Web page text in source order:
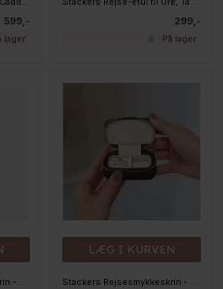
599,-
lager
299,-
På lager
Stackers Rejsesmykkeskrin - PETITE, Blush Pink
LÆG I KURVEN
Stackers Rejsesmykkeskrin - PETITE, Sort